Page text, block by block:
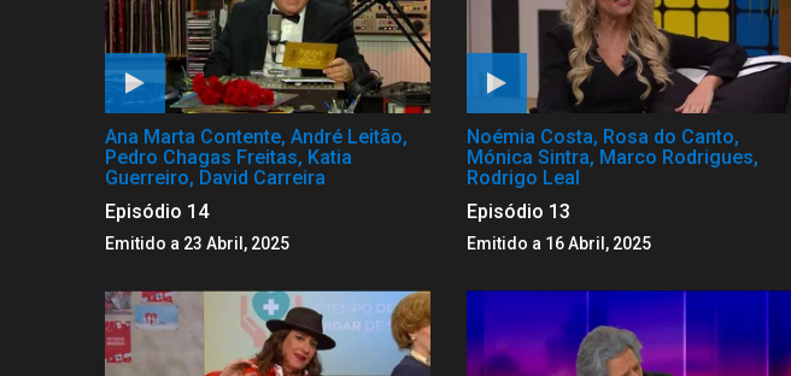
Ana Marta Contente, André Leitão,
Pedro Chagas Freitas, Katia
Guerreiro, David Carreira
Episódio 14
Emitido a 23 Abril, 2025
Noémia Costa, Rosa do Canto,
Mónica Sintra, Marco Rodrigues,
Rodrigo Leal
Episódio 13
Emitido a 16 Abril, 2025